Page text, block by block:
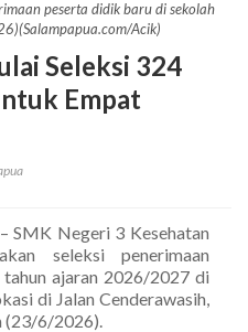
peserta didik baru di sekolah
Acik)
Seleksi 324
Empat
– SMK Negeri 3 Kesehatan
seleksi penerimaan
ajaran 2026/2027 di
di Jalan Cenderawasih,
(23/6/2026).